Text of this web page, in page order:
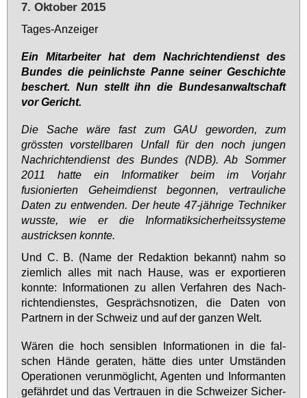
7. Oktober 2015
Ta­ges-An­zei­ger
Ein Mit­ar­bei­ter hat dem Nach­rich­ten­dienst des
Bun­des die pein­lichs­te Pan­ne sei­ner Ge­schich­te
be­schert. Nun stellt ihn die Bun­des­an­walt­schaft
vor Ge­richt.
Die Sache wäre fast zum GAU geworden, zum
grössten vorstellbaren Unfall für den noch jungen
Nachrichtendienst des Bundes (NDB). Ab Sommer
2011 hatte ein Informatiker beim im Vorjahr
fusionierten Geheimdienst begonnen, vertrauliche
Daten zu entwenden. Der heute 47-jährige Techniker
wusste, wie er die Informatiksicherheitssysteme
austricksen konnte.
Und C. B. (Na­me der Re­dak­ti­on be­kannt) nahm so
ziem­lich al­les mit nach Hau­se, was er ex­por­tie­ren
konn­te: In­for­ma­tio­nen zu al­len Ver­fah­ren des Nach­
rich­ten­diens­tes, Ge­sprächs­no­ti­zen, die Da­ten von
Part­nern in der Schweiz und auf der gan­zen Welt.
Wä­ren die hoch sen­si­blen In­for­ma­tio­nen in die fal­
schen Hän­de ge­ra­ten, hät­te dies un­ter Um­stän­den
Ope­ra­tio­nen ver­un­mög­licht, Agen­ten und In­for­man­ten
ge­fähr­det und das Ver­trau­en in die Schwei­zer Si­cher­